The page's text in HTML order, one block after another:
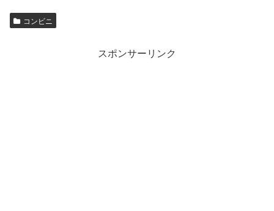
コンビニ
スポンサーリンク